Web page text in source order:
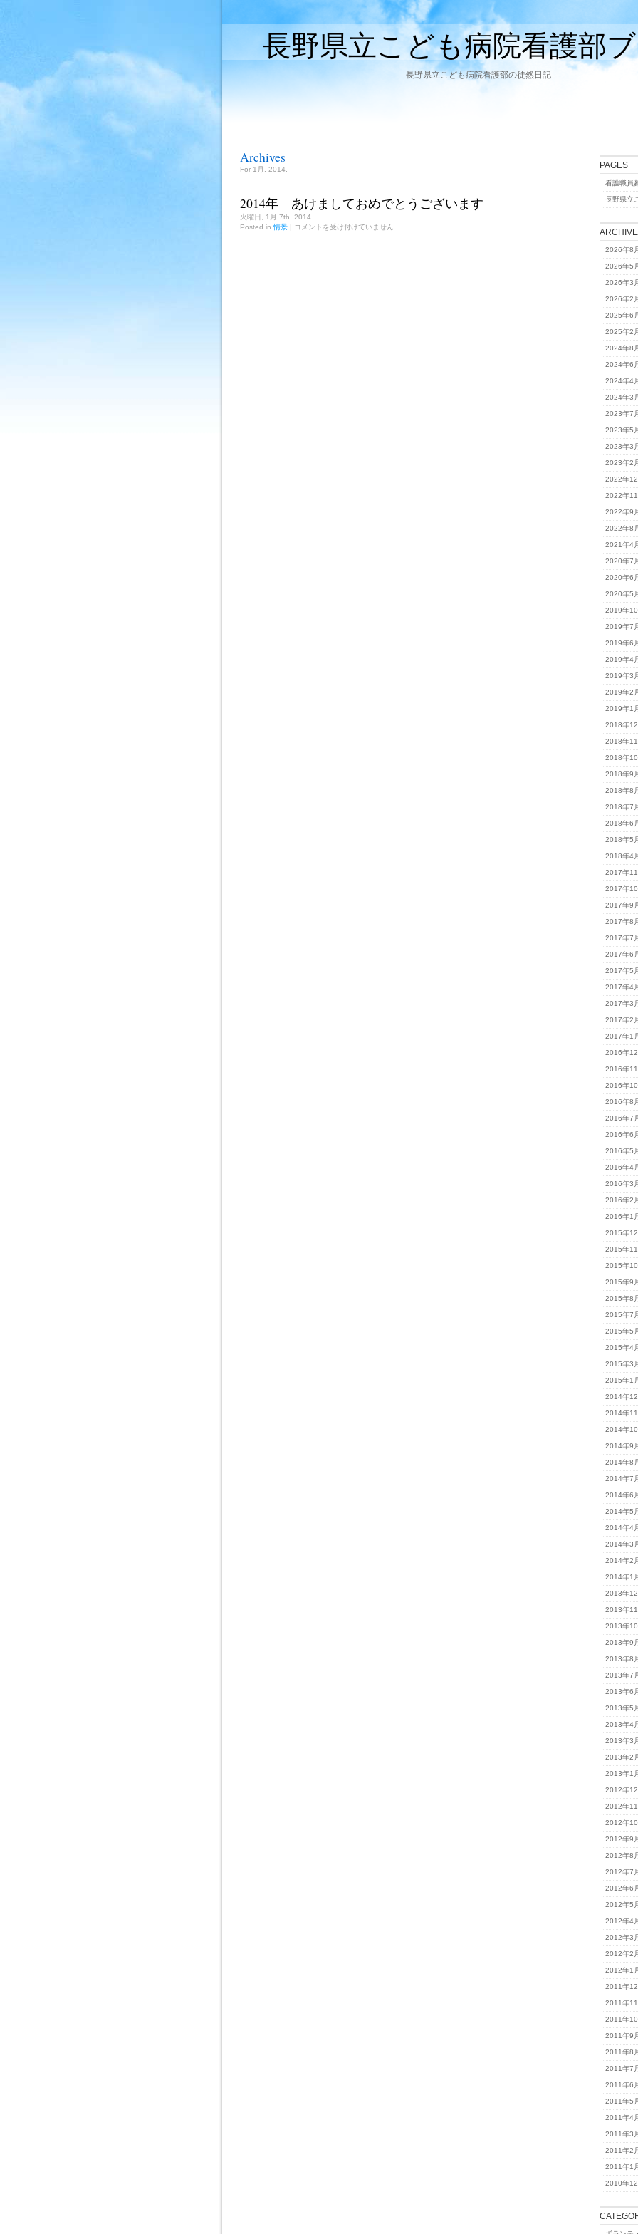
長野県立こども病院看護部
長野県立こども病院看護部の徒然日記
Archives
For 1月, 2014.
2014年 あけましておめでとうございます
火曜日, 1月 7th, 2014
Posted in 情景 | 2014
コメントを受け付けていません
PAGES
看護職員
長野県立
2026年8
2026年5
2026年3
2026年2
2025年6
2025年2
2024年8
2024年6
2024年4
2024年3
2023年7
2023年5
2023年3
2023年2
2022年12
2022年11
2022年9
2022年8
2021年4
2020年7
2020年6
2020年5
2019年10
2019年7
2019年6
2019年4
2019年3
2019年2
2019年1
2018年12
2018年11
2018年10
2018年9
2018年8
2018年7
2018年6
2018年5
2018年4
2017年11
2017年10
2017年9
2017年8
2017年7
2017年6
2017年5
2017年4
2017年3
2017年2
2017年1
2016年12
2016年11
2016年10
2016年8
2016年7
2016年6
2016年5
2016年4
2016年3
2016年2
2016年1
2015年12
2015年11
2015年10
2015年9
2015年8
2015年7
2015年5
2015年4
2015年3
2015年1
2014年12
2014年11
2014年10
2014年9
2014年8
2014年7
2014年6
2014年5
2014年4
2014年3
2014年2
2014年1
2013年12
2013年11
2013年10
2013年9
2013年8
2013年7
2013年6
2013年5
2013年4
2013年3
2013年2
2013年1
2012年12
2012年11
2012年10
2012年9
2012年8
2012年7
2012年6
2012年5
2012年4
2012年3
2012年2
2012年1
2011年12
2011年11
2011年10
2011年9
2011年8
2011年7
2011年6
2011年5
2011年4
2011年3
2011年2
2011年1
2010年12